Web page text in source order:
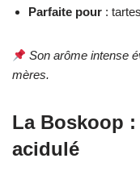
Parfaite pour :
Son arôme intense
mères.
La Boskoop
acidulé